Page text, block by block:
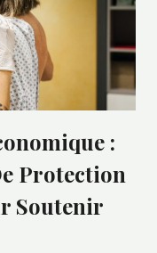
:
Protection
Soutenir